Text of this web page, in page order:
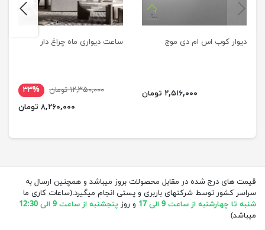
دیوار کوب اس ام دی موج
۲,۵۱۶,۰۰۰ تومان
ساعت دیواری ماه چراغ دار
۱۲,۳۵۰,۰۰۰ تومان
۳۳%
۸,۲۶۰,۰۰۰ تومان
previus
قیمت های درج شده در مقابل محصولات بروز میباشد و همچنین ارسال به
سراسر کشور توسط شرکتهای باربری و پستی انجام میگیرد.(ساعات کاری ما
شنبه تا چهارشنبه از ساعت 9 الی 17
و روز پنجشنبه از ساعت 9 الی 12:30
میباشد)